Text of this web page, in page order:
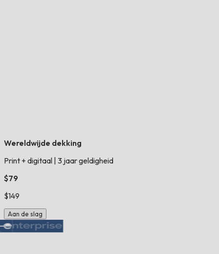
Wereldwijde dekking
Print + digitaal 3 jaar geldigheid
$79
$149
Aan de slag